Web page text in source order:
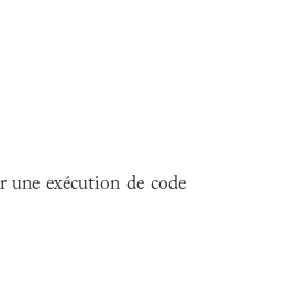
une exécution de code